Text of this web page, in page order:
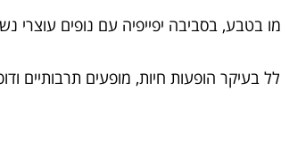
בסביבה יפייפיה עם נופים עוצרי
בעיקר הופעות חיות, מופעים תרבותיים